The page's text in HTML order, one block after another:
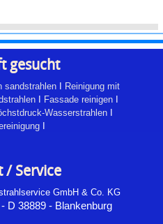
gesucht
sandstrahlenI Reinigung mit
I Fassade reinigen I
WasserstrahlenI
I
/ Service
GmbH & Co. KG
D 38889 - Blankenburg